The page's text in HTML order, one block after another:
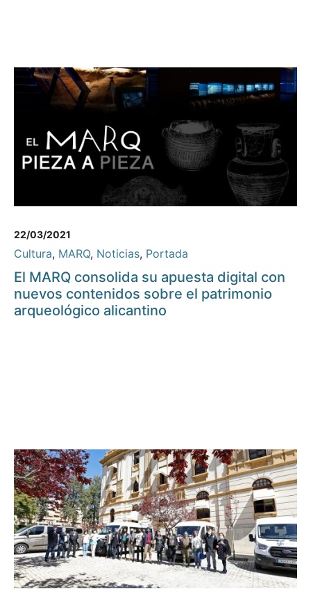
22/03/2021
Cultura, MARQ, Noticias, Portada
El MARQ consolida su apuesta digital con
nuevos contenidos sobre el patrimonio
arqueológico alicantino